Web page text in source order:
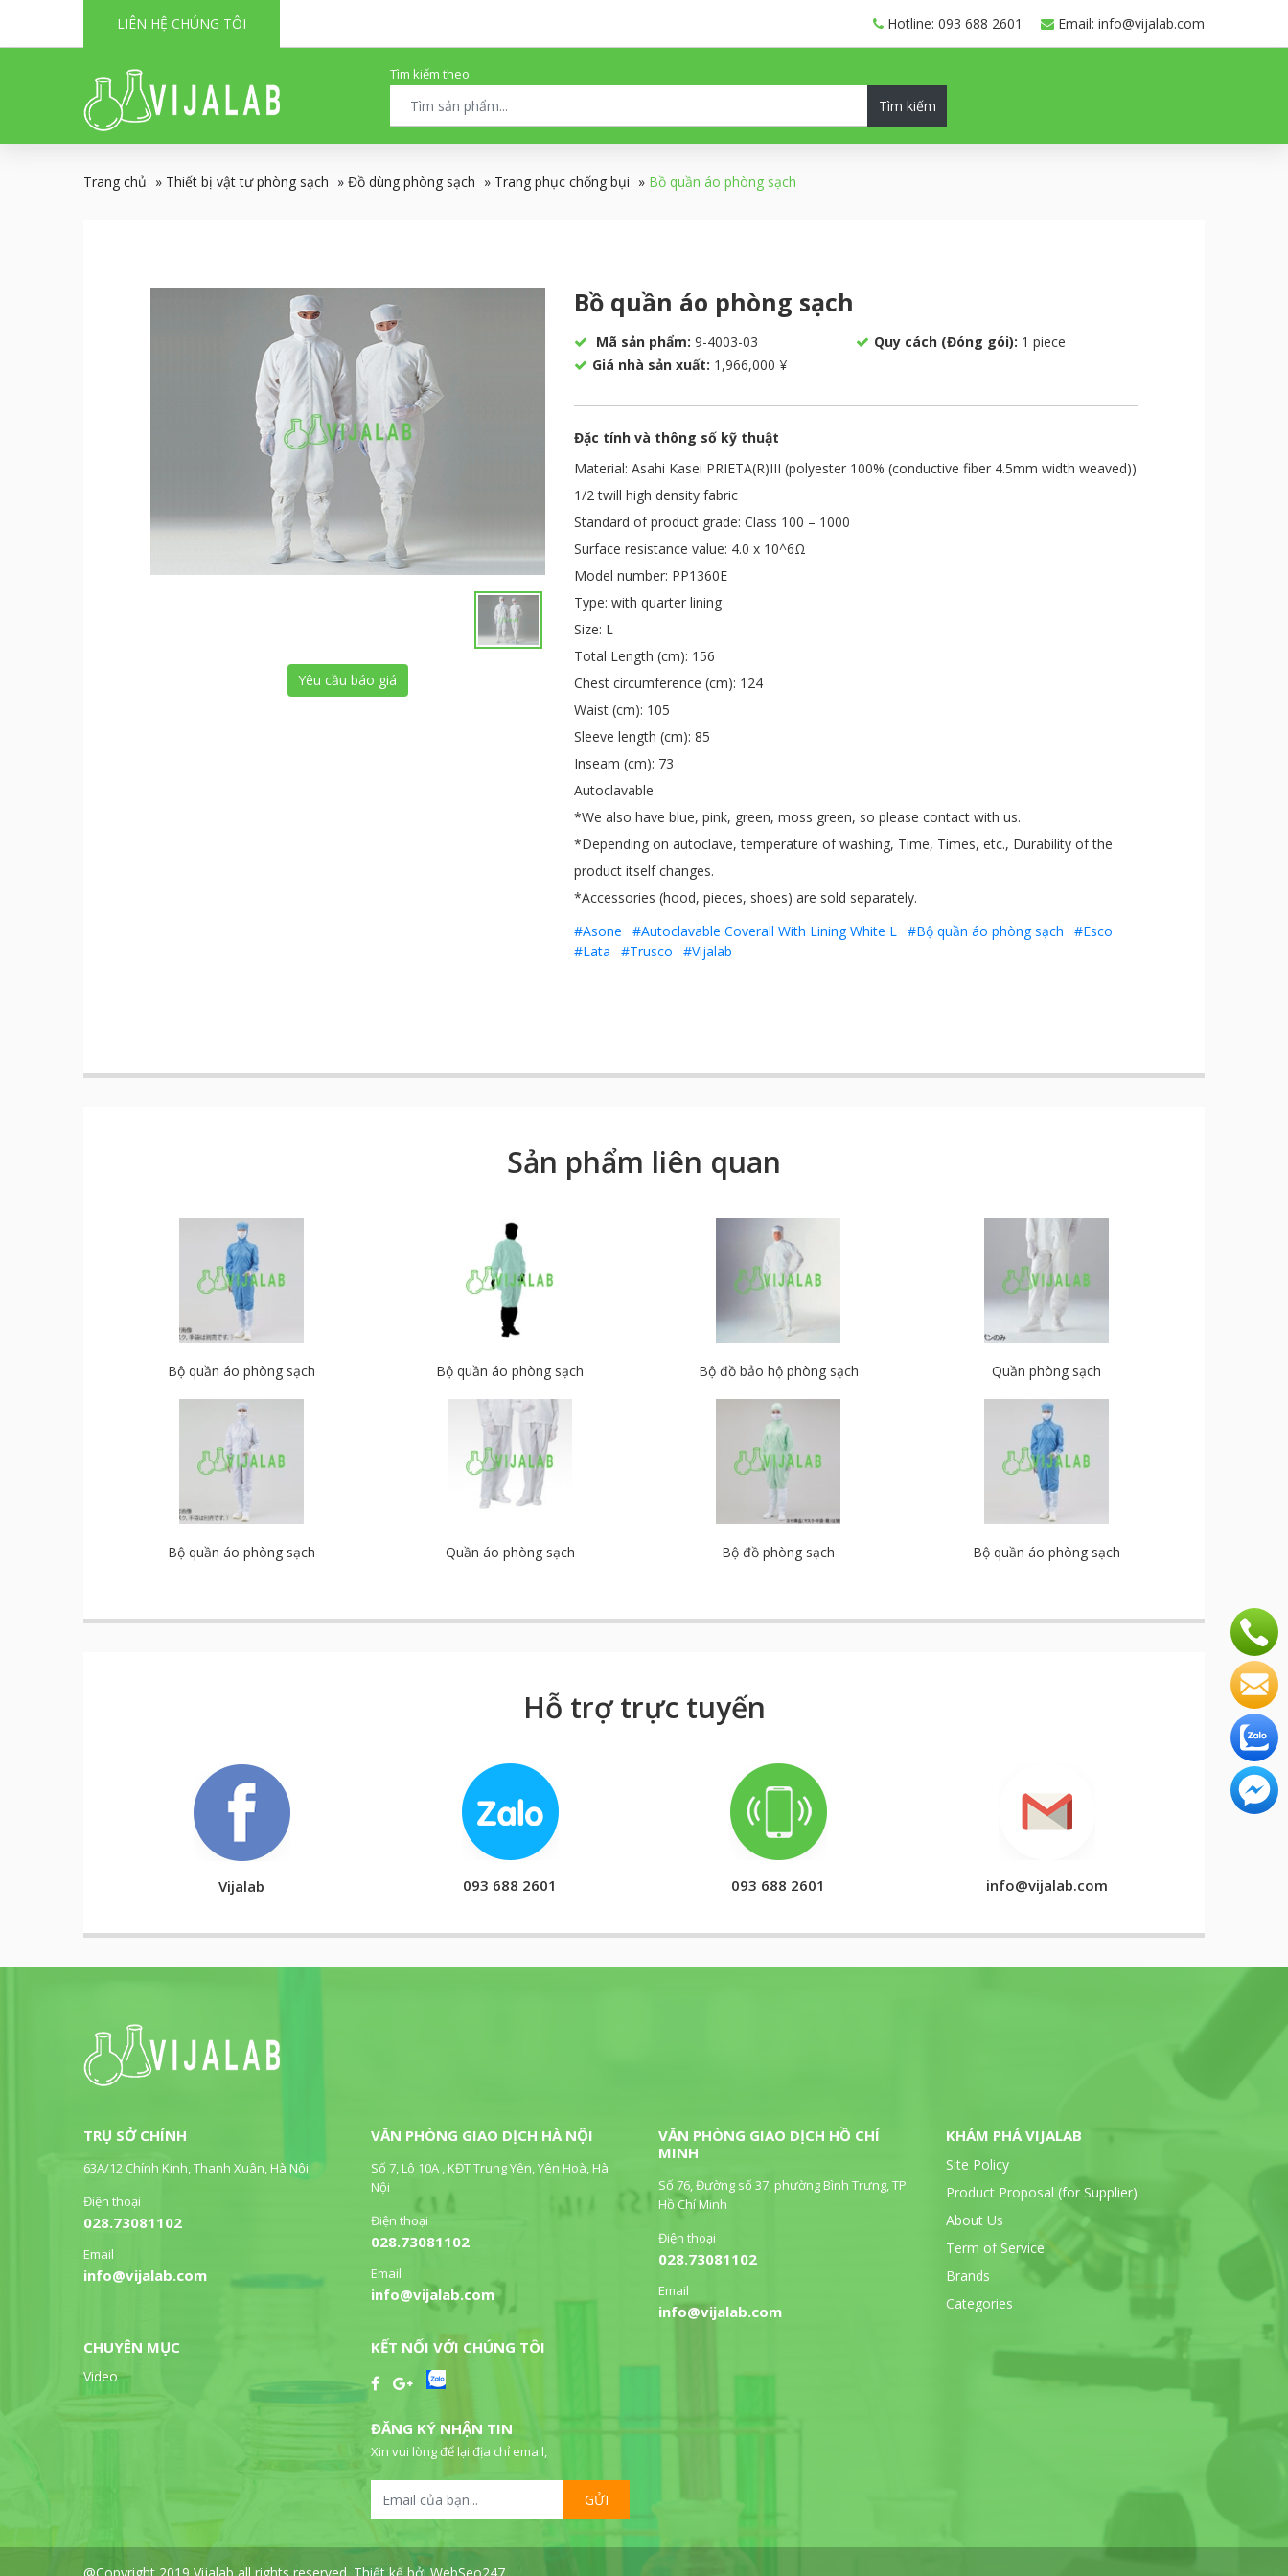
LIÊN HỆ CHÚNG TÔI Hotline: 093 688 2601 Email: info@vijalab.com
Tìm kiếm theo
Tìm kiếm
Trang chủ » Thiết bị vật tư phòng sạch » Đồ dùng phòng sạch » Trang phục chống bụi » Bồ quần áo phòng sạch
Yêu cầu báo giá
Bồ quần áo phòng sạch
Mã sản phẩm: 9-4003-03 Quy cách (Đóng gói): 1 piece
Giá nhà sản xuất: 1,966,000 ¥
Đặc tính và thông số kỹ thuật
Material: Asahi Kasei PRIETA(R)III (polyester 100% (conductive fiber 4.5mm width weaved))
1/2 twill high density fabric
Standard of product grade: Class 100 – 1000
Surface resistance value: 4.0 x 10^6Ω
Model number: PP1360E
Type: with quarter lining
Size: L
Total Length (cm): 156
Chest circumference (cm): 124
Waist (cm): 105
Sleeve length (cm): 85
Inseam (cm): 73
Autoclavable
*We also have blue, pink, green, moss green, so please contact with us.
*Depending on autoclave, temperature of washing, Time, Times, etc., Durability of the
product itself changes.
*Accessories (hood, pieces, shoes) are sold separately.
#Asone
#Autoclavable Coverall With Lining White L #Bộ quần áo phòng sạch
#Esco
#Lata
#Trusco #Vijalab
Sản phẩm liên quan
Bộ quần áo phòng sạch Bộ quần áo phòng sạch Bộ đồ bảo hộ phòng sạch Quần phòng sạch
Bộ quần áo phòng sạch Quần áo phòng sạch Bộ đồ phòng sạch Bộ quần áo phòng sạch
Hỗ trợ trực tuyến
Vijalab 093 688 2601 093 688 2601 info@vijalab.com
TRỤ SỞ CHÍNH
63A/12 Chính Kinh, Thanh Xuân, Hà Nội
Điện thoại
028.73081102
Email
info@vijalab.com
VĂN PHÒNG GIAO DỊCH HÀ NỘI
Số 7, Lô 10A , KĐT Trung Yên, Yên Hoà, Hà
Nội
Điện thoại
028.73081102
Email
info@vijalab.com
VĂN PHÒNG GIAO DỊCH HỒ CHÍ
MINH
Số 76, Đường số 37, phường Bình Trưng, TP.
Hồ Chí Minh
Điện thoại
028.73081102
Email
info@vijalab.com
KHÁM PHÁ VIJALAB
Site Policy
Product Proposal (for Supplier)
About Us
Term of Service
Brands
Categories
CHUYÊN MỤC
Video
KẾT NỐI VỚI CHÚNG TÔI
ĐĂNG KÝ NHẬN TIN
Xin vui lòng để lại địa chỉ email,
GỬI